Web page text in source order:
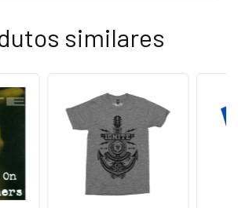
similares